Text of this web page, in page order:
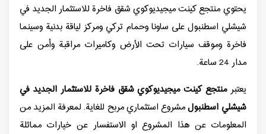
يحتوي منتجع كينت ميجيديوكوي شقق فاخرة للاستثمار الجديد في
شيشلي اسطنبول على ساونا وحمام تركي ومركز لياقة بدنية وسينما
فاخرة وموقف سيارات تحت الأرض وكاميرات مراقبة وأمن على
مدار 24 ساعة.
يعتبرمنتجع كينت ميجيديوكوي شقق فاخرة للاستثمار الجديد في
شيشلي اسطنبولمشروع استثماري مربح للغاية. لمعرفة المزيد من
المعلومات عن هذا المشروع او الاستفسار عن خيارات مماثلة